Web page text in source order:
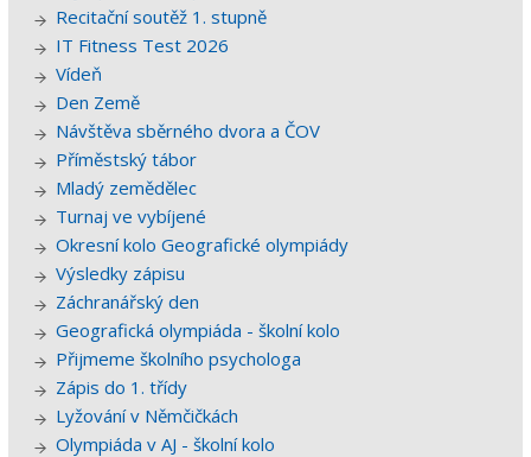
Recitační soutěž 1. stupně
IT Fitness Test 2026
Vídeň
Den Země
Návštěva sběrného dvora a ČOV
Příměstský tábor
Mladý zemědělec
Turnaj ve vybíjené
Okresní kolo Geografické olympiády
Výsledky zápisu
Záchranářský den
Geografická olympiáda - školní kolo
Přijmeme školního psychologa
Zápis do 1. třídy
Lyžování v Němčičkách
Olympiáda v AJ - školní kolo